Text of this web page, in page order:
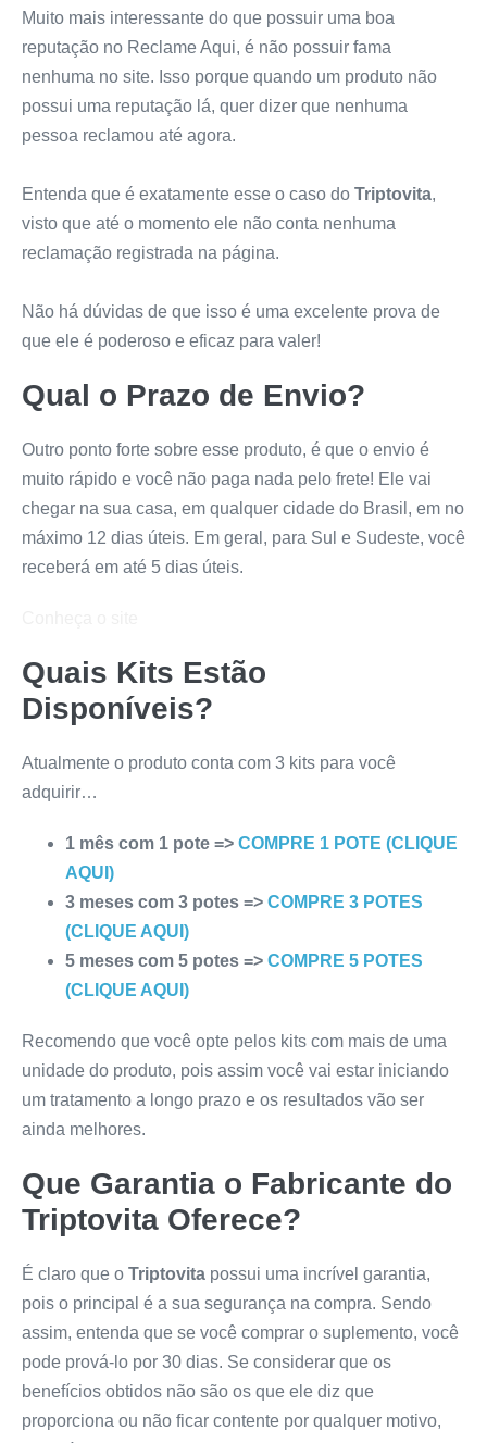
Muito mais interessante do que possuir uma boa
reputação no Reclame Aqui, é não possuir fama
nenhuma no site. Isso porque quando um produto não
possui uma reputação lá, quer dizer que nenhuma
pessoa reclamou até agora.
Entenda que é exatamente esse o caso do Triptovita,
visto que até o momento ele não conta nenhuma
reclamação registrada na página.
Não há dúvidas de que isso é uma excelente prova de
que ele é poderoso e eficaz para valer!
Qual o Prazo de Envio?
Outro ponto forte sobre esse produto, é que o envio é
muito rápido e você não paga nada pelo frete! Ele vai
chegar na sua casa, em qualquer cidade do Brasil, em no
máximo 12 dias úteis. Em geral, para Sul e Sudeste, você
receberá em até 5 dias úteis.
Quais Kits Estão
Disponíveis?
Atualmente o produto conta com 3 kits para você
adquirir…
1 mês com 1 pote => COMPRE 1 POTE (CLIQUE
AQUI)
3 meses com 3 potes => COMPRE 3 POTES
(CLIQUE AQUI)
5 meses com 5 potes => COMPRE 5 POTES
(CLIQUE AQUI)
Recomendo que você opte pelos kits com mais de uma
unidade do produto, pois assim você vai estar iniciando
um tratamento a longo prazo e os resultados vão ser
ainda melhores.
Que Garantia o Fabricante do
Triptovita Oferece?
É claro que o Triptovita possui uma incrível garantia,
pois o principal é a sua segurança na compra. Sendo
assim, entenda que se você comprar o suplemento, você
pode prová-lo por 30 dias. Se considerar que os
benefícios obtidos não são os que ele diz que
proporciona ou não ficar contente por qualquer motivo,